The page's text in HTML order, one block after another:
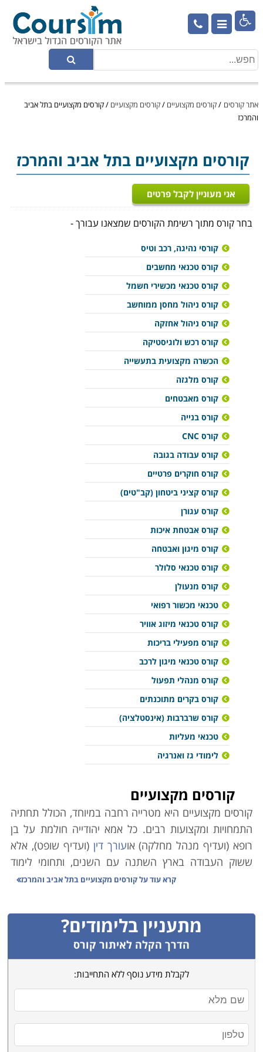

אתר קורסים /קורסים מקצועיים /קורסים מקצועיים /קורסים מקצועיים בתל אביב
והמרכז
קורסים מקצועיים בתל אביב והמרכז
אני מעוניין לקבל פרטים
בחר קורס מתוך רשימת הקורסים שמצאנו עבורך -
קורסי נהיגה, רכב וטיס
קורס טכנאי מחשבים
קורס טכנאי מכשירי חשמל
קורס ניהול מחסן ממוחשב
קורס ניהול אחזקה
קורס רכש ולוגיסטיקה
הכשרה מקצועית בתעשייה
קורס מלגזה
קורס מאבטחים
קורס בנייה
קורס CNC
קורס עבודה בגובה
קורס חוקרים פרטיים
קורס קציני ביטחון (קב"טים)
קורס עגורן
קורס אבטחת איכות
קורס מיגון ואבטחה
קורס טכנאי סלולר
קורס מנעולן
טכנאי מכשור רפואי
קורס טכנאי מיזוג אוויר
קורס מפעילי בריכות
קורס טכנאי מיגון לרכב
קורס מנהלי תפעול
קורס בקרים מתוכנתים
קורס שרברבות (אינסטלציה)
טכנאי מעליות
לימודי גז ואנרגיה
קורסים מקצועיים
קורסים מקצועיים היא מטרייה רחבה במיוחד, הכולל תחתיה
התמחויות ומקצועות רבים. כל אמא יהודייה חולמת על בן
רופא (ועדיף מנהל מחלקה) אועורך דין (ועדיף שופט), אלא
ששוק העבודה בארץ השתנה עם השנים, ותחומי לימוד
אקדמיים רבים אינם מבטיחים עבודה יציבה ופרנסה בענף.
כמו כן ירידת קרנם (הבלתי-מוצדקת) של בתי הספר
המלמדים קורסים מקצועיים גרמה למחסור משמעותי במשק
בידיים עובדות ומיומנות בענפים שונים.
משרד הכלכלה הוא הגורם הממלכתי אשר מנסה לסייע
באיזון הנדרש, וגורמי המחקר הממונים בו פרסמו טבלה
זו אשר מנתחת את המקצועות השונים בהתאם לצרכי השוק,
הביקוש לעובדים והשכר על פי מקצועות. הנתונים בה
מצביעים במובהק על מגמות אשר ממילא מדובר בהן רבות.
ניתן להיווכח כי מקצועות "יוקרתיים" רבים סובלים מהעדר
קרא עוד עלקורסים מקצועיים בתל אביב והמרכז
מתעניין בלימודים?
הדרך הקלה לאיתור קורס
לקבלת מידע נוסף ללא התחייבות: